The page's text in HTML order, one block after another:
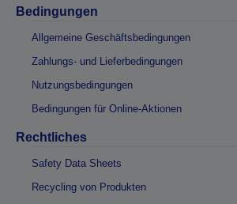
Bedingungen
Allgemeine Geschäftsbedingungen
Zahlungs- und Lieferbedingungen
Nutzungsbedingungen
Bedingungen für Online-Aktionen
Rechtliches
Safety Data Sheets
Recycling von Produkten